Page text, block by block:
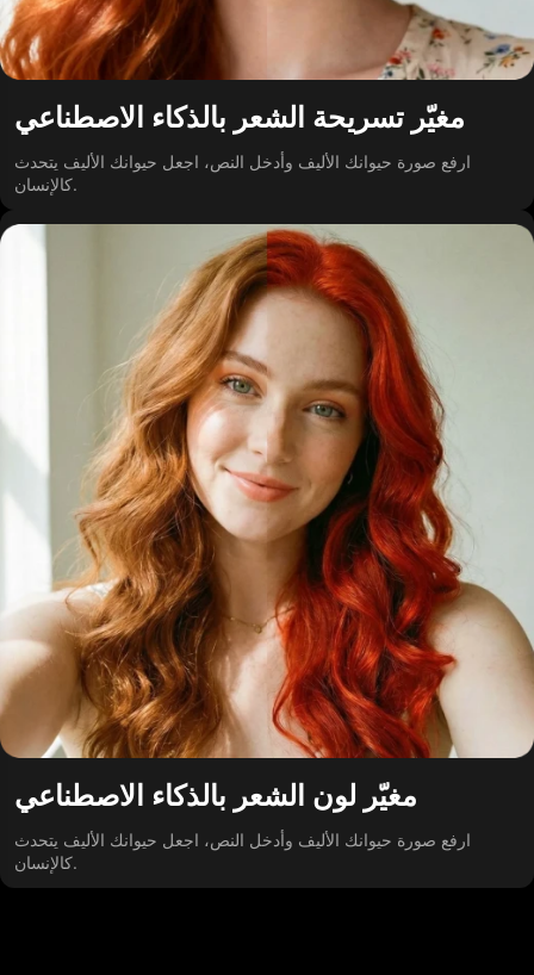
مغيّر تسريحة الشعر بالذكاء الاصطناعي
ارفع صورة حيوانك الأليف وأدخل النص، اجعل حيوانك الأليف يتحدث
كالإنسان.
مغيّر لون الشعر بالذكاء الاصطناعي
ارفع صورة حيوانك الأليف وأدخل النص، اجعل حيوانك الأليف يتحدث
كالإنسان.